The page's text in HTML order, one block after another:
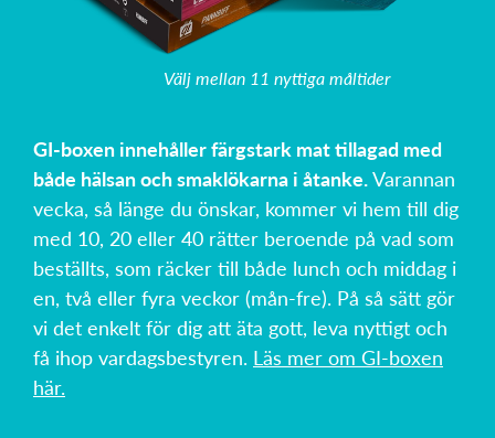
Välj mellan 11 nyttiga måltider
GI-boxen innehåller färgstark mat tillagad med
både hälsan och smaklökarna i åtanke.Varannan
vecka, så länge du önskar, kommer vi hem till dig
med 10, 20 eller 40 rätter beroende på vad som
beställts, som räcker till både lunch och middag i
en, två eller fyra veckor (mån-fre). På så sätt gör
vi det enkelt för dig att äta gott, leva nyttigt och
få ihop vardagsbestyren. Läs mer om GI-boxen
här.